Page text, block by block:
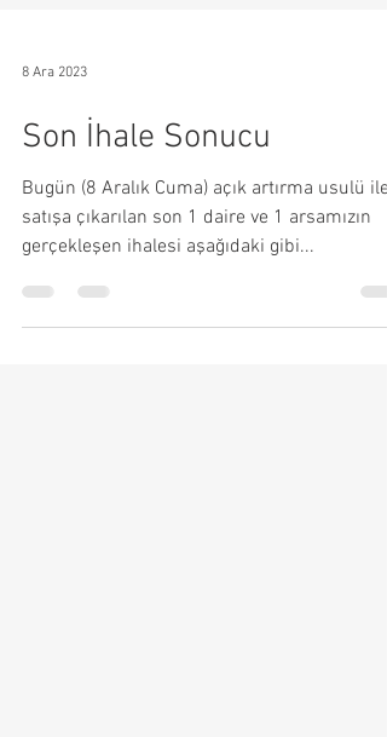
8 Ara 2023
Son İhale Sonucu
Bugün (8 Aralık Cuma) açık artırma usulü ile
gerçekleşen ihalesi aşağıdaki gibi...